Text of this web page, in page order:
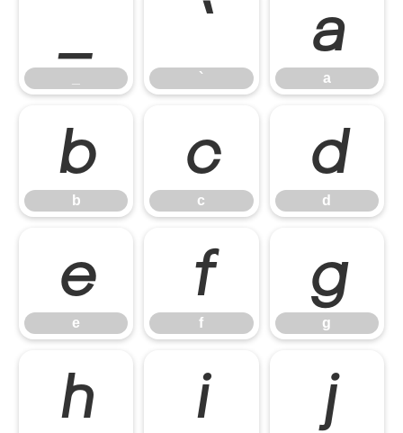
`
`
a
a
b
b
c
c
d
d
e
e
f
f
g
g
h i j